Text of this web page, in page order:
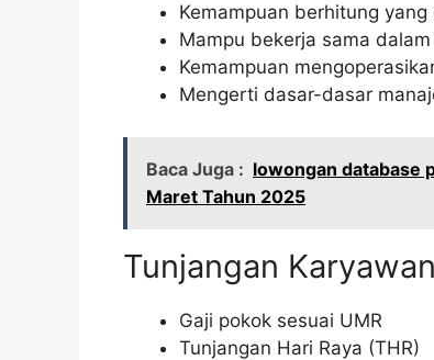
Kemampuan berhitung
Mampu bekerja sama
Kemampuan
Mengerti dasar-dasar
Baca Juga : lowongan database
Maret Tahun 2025
Tunjangan Karyawan
Gaji pokok sesuai UMR
Tunjangan Hari Raya (THR)